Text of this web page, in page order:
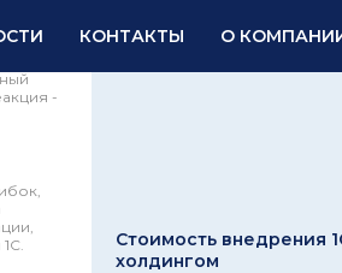
КОНТАКТЫ О
SLA
-
Стоимость внедрения
холдингом